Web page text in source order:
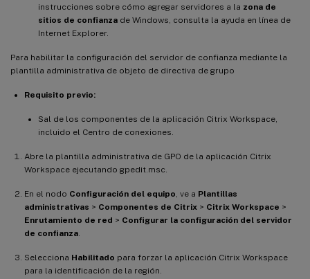
instrucciones sobre cómo agregar servidores a la zona de
sitios de confianza de Windows, consulta la ayuda en línea de
Internet Explorer.
Para habilitar la configuración del servidor de confianza mediante la
plantilla administrativa de objeto de directiva de grupo
Requisito previo:
Sal de los componentes de la aplicación Citrix Workspace,
incluido el Centro de conexiones.
Abre la plantilla administrativa de GPO de la aplicación Citrix
Workspace ejecutando gpedit.msc.
En el nodo Configuración del equipo, ve a Plantillas
administrativas > Componentes de Citrix > Citrix Workspace >
Enrutamiento de red > Configurar la configuración del servidor
de confianza.
Selecciona Habilitado para forzar la aplicación Citrix Workspace
para la identificación de la región.